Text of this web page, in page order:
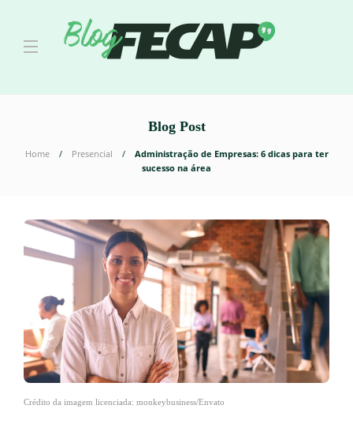
Blog Post
Home Presencial
Administração de Empresas: 6 dicas para ter
sucesso na área
Crédito da imagem licenciada: monkeybusiness/Envato